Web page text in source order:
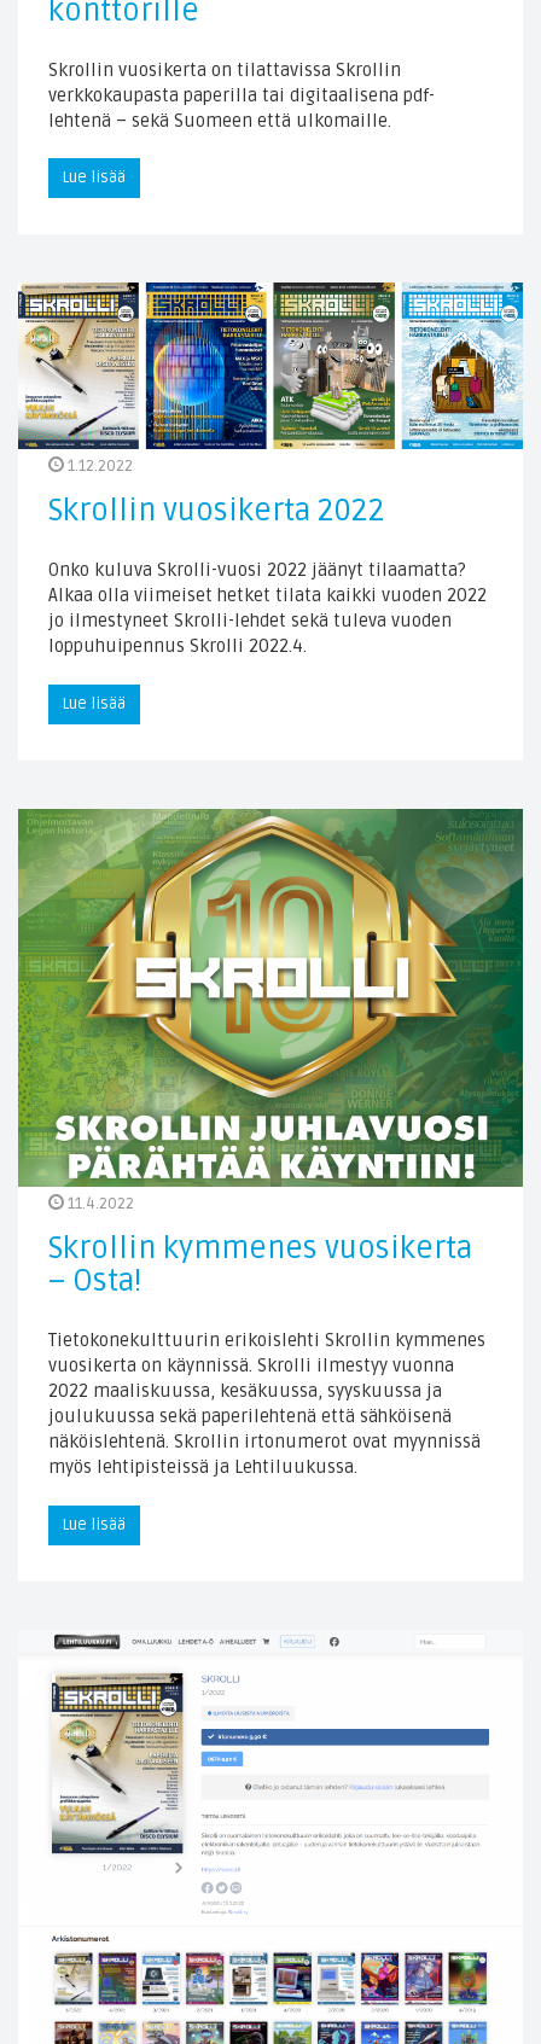
konttorille
Skrollin vuosikerta on tilattavissa Skrollin
verkkokaupasta paperilla tai digitaalisena pdf-
lehtenä – sekä Suomeen että ulkomaille.
Lue lisää
1.12.2022
Skrollin vuosikerta 2022
Onko kuluva Skrolli-vuosi 2022 jäänyt tilaamatta?
Alkaa olla viimeiset hetket tilata kaikki vuoden 2022
jo ilmestyneet Skrolli-lehdet sekä tuleva vuoden
loppuhuipennus Skrolli 2022.4.
Lue lisää
11.4.2022
Skrollin kymmenes vuosikerta
– Osta!
Tietokonekulttuurin erikoislehti Skrollin kymmenes
vuosikerta on käynnissä. Skrolli ilmestyy vuonna
2022 maaliskuussa, kesäkuussa, syyskuussa ja
joulukuussa sekä paperilehtenä että sähköisenä
näköislehtenä. Skrollin irtonumerot ovat myynnissä
myös lehtipisteissä ja Lehtiluukussa.
Lue lisää